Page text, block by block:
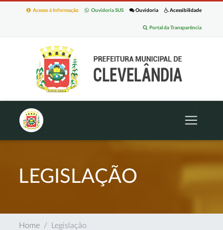
Acessibilidade
Ouvidoria
Ouvidoria SUS
Acesso à Informação
Portal da Transparência
LEGISLAÇÃO
Home Legislação